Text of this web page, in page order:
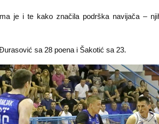
je i te kako značila podrška navijača –
sa 28 poena i Šakotić sa 23.